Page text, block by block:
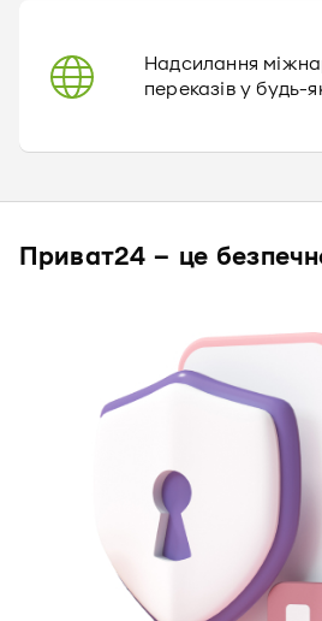
Надсилання
переказів у будь-
Приват24 – це